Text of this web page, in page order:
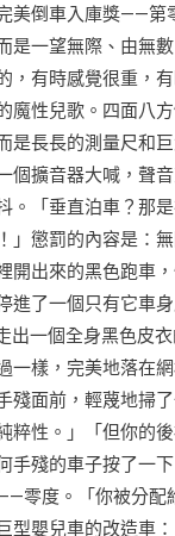
美倒車入庫獎——
是一望無際、由無
，有時感覺很重，
魔性兒歌。四面八
長長的測量尺和
個擴音器大喊，聲
。「垂直泊車？
」懲罰的內容是：
開出來的黑色跑車
了一個只有它車
一個全身黑色皮
一樣，完美地落在
殘面前，輕蔑地掃
粹性。」「但你
手殘的車子按了一
零度。「你被分
型嬰兒車的改造車